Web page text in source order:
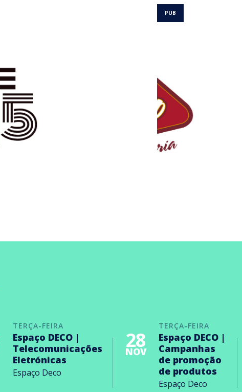
TERÇA-FEIRA
Espaço DECO |
Telecomunicações
Eletrónicas
Espaço Deco
TERÇA-FEIRA
28
NOV
Espaço DECO |
Campanhas
de promoção
de produtos
Espaço Deco